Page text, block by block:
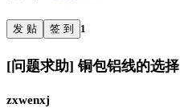
发 贴 签 到 1
[问题求助] 铜包铝线的选择
zxwenxj